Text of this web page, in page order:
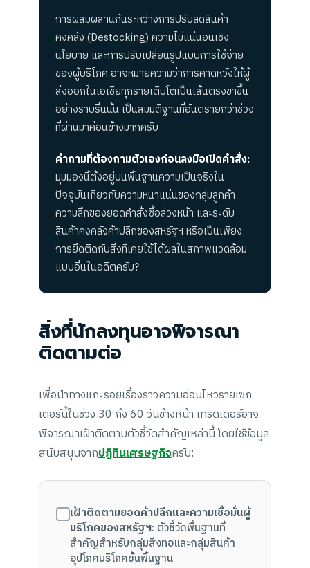
การผสมผสานกันระหว่างการปรับลดสินค้า
คงคลัง (Destocking) ความไม่แน่นอนเชิง
นโยบาย และการปรับเปลี่ยนรูปแบบการใช้จ่าย
ของผู้บริโภค อาจหมายความว่าการคาดหวังให้ผู้
ส่งออกในเอเชียทุกรายเติบโตเป็นเส้นตรงขาขึ้น
อย่างราบรื่นนั้น เป็นสมมติฐานที่อันตรายกว่าช่วง
ที่ผ่านมาค่อนข้างมากครับ
คำถามที่ต้องถามตัวเองก่อนลงมือเปิดคำสั่ง:
มุมมองนี้ตั้งอยู่บนพื้นฐานความเป็นจริงใน
ปัจจุบันเกี่ยวกับความหนาแน่นของกลุ่มลูกค้า
ความลึกของยอดคำสั่งซื้อล่วงหน้า และระดับ
สินค้าคงคลังค้าปลีกของสหรัฐฯ หรือเป็นเพียง
การยึดติดกับสิ่งที่เคยใช้ได้ผลในสภาพแวดล้อม
แบบอื่นในอดีตครับ?
สิ่งที่นักลงทุนอาจพิจารณา
ติดตามต่อ
เพื่อนำทางแกะรอยเรื่องราวความอ่อนไหวรายเซก
เตอร์นี้ในช่วง 30 ถึง 60 วันข้างหน้า เทรดเดอร์อาจ
พิจารณาเฝ้าติดตามตัวชี้วัดสำคัญเหล่านี้ โดยใช้ข้อมูล
สนับสนุนจากปฏิทินเศรษฐกิจครับ:
เฝ้าติดตามยอดค้าปลีกและความเชื่อมั่นผู้
บริโภคของสหรัฐฯ: ตัวชี้วัดพื้นฐานที่
สำคัญสำหรับกลุ่มสิ่งทอและกลุ่มสินค้า
อุปโภคบริโภคขั้นพื้นฐาน